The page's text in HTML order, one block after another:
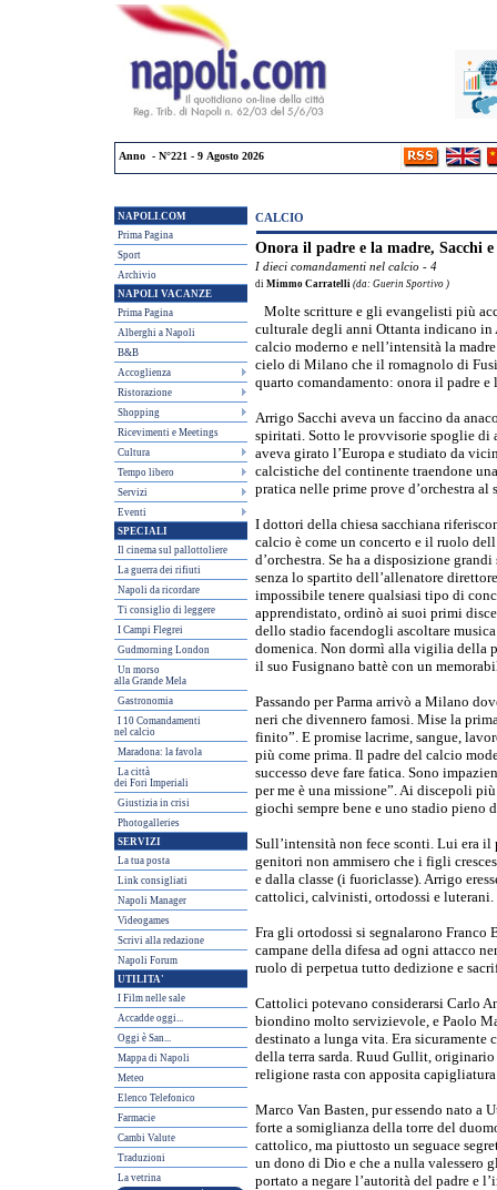
Anno - N°221 - 9 Agosto 2026
NAPOLI.COM
Prima Pagina
Sport
Archivio
NAPOLI VACANZE
Prima Pagina
Alberghi a Napoli
B&B
Accoglienza
Ristorazione
Shopping
Ricevimenti e Meetings
Cultura
Tempo libero
Servizi
Eventi
SPECIALI
Il cinema sul pallottoliere
La guerra dei rifiuti
Napoli da ricordare
Ti consiglio di leggere
I Campi Flegrei
Gudmorning London
Un morso
alla Grande Mela
Gastronomia
I 10 Comandamenti
nel calcio
Maradona: la favola
La città
dei Fori Imperiali
Giustizia in crisi
Photogalleries
SERVIZI
La tua posta
Link consigliati
Napoli Manager
Videogames
Scrivi alla redazione
Napoli Forum
UTILITA'
I Film nelle sale
Accadde oggi...
Oggi è San...
Mappa di Napoli
Meteo
Elenco Telefonico
Farmacie
Cambi Valute
Traduzioni
La vetrina
CALCIO
Onora il padre e la madre, Sacchi e
I dieci comandamenti nel calcio - 4
di Mimmo Carratelli (da: Guerin Sportivo )
Molte scritture e gli evangelisti più
culturale degli anni Ottanta indicano in
calcio moderno e nell’intensità la
cielo di Milano che il romagnolo di
quarto comandamento: onora il padre e
Arrigo Sacchi aveva un faccino da
spiritati. Sotto le provvisorie spoglie di
aveva girato l’Europa e studiato da
calcistiche del continente traendone
pratica nelle prime prove d’orchestra al
I dottori della chiesa sacchiana
calcio è come un concerto e il ruolo
d’orchestra. Se ha a disposizione
senza lo spartito dell’allenatore
impossibile tenere qualsiasi tipo di
apprendistato, ordinò ai suoi primi
dello stadio facendogli ascoltare
domenica. Non dormì alla vigilia della
il suo Fusignano battè con un
Passando per Parma arrivò a Milano
neri che divennero famosi. Mise la
finito”. E promise lacrime, sangue,
più come prima. Il padre del calcio
successo deve fare fatica. Sono
per me è una missione”. Ai discepoli
giochi sempre bene e uno stadio pieno
Sull’intensità non fece sconti. Lui era il
genitori non ammisero che i figli
e dalla classe (i fuoriclasse). Arrigo
cattolici, calvinisti, ortodossi e luterani.
Fra gli ortodossi si segnalarono Franco
campane della difesa ad ogni attacco
ruolo di perpetua tutto dedizione e
Cattolici potevano considerarsi Carlo
biondino molto servizievole, e Paolo
destinato a lunga vita. Era sicuramente
della terra sarda. Ruud Gullit,
religione rasta con apposita
Marco Van Basten, pur essendo nato a
forte a somiglianza della torre del
cattolico, ma piuttosto un seguace
un dono di Dio e che a nulla valessero
portato a negare l’autorità del padre e